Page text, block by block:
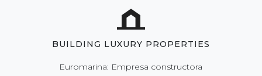
BUILDING LUXURY PROPERTIES
Euromarina: Empresa constructora